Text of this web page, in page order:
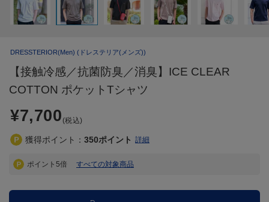
DRESSTERIOR(Men) (ドレステリア(メンズ))
【接触冷感／抗菌防臭／消臭】ICE CLEAR
COTTON ポケットTシャツ
¥7,700(税込)
獲得ポイント： 350ポイント 詳細
ポイント5倍 すべての対象商品